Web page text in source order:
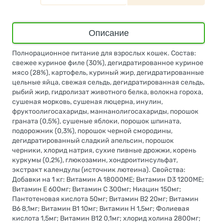
Описание
Полнорационное питание для взрослых кошек. Состав:
свежее куриное филе (30%), дегидратированное куриное
мясо (28%), картофель, куриный жир, дегидратированные
цельные яйца, свежая сельдь, дегидратированная сельдь,
рыбий жир, гидролизат животного белка, волокна гороха,
сушеная морковь, сушеная люцерна, инулин,
фруктоолигосахариды, маннанолигосахариды, порошок
граната (0,5%), сушеные яблоки, порошок шпината,
подорожник (0,3%), порошок черной смородины,
дегидратированный сладкий апельсин, порошок
черники, хлорид натрия, сухие пивные дрожжи, корень
куркумы (0,2%), глюкозамин, хондроитинсульфат,
экстракт календулы (источник лютеина). Свойства:
Добавки на 1 кг: Витамин А 18000МЕ; Витамин D3 1200МЕ;
Витамин Е 600мг; Витамин С 300мг; Ниацин 150мг;
Пантотеновая кислота 50мг; Витамин В2 20мг; Витамин
В6 8,1мг; Витамин В1 10мг; Витамин H 1,5мг; Фолиевая
кислота 1,5мг; Витамин B12 0,1мг; хлорид холина 2800мг;